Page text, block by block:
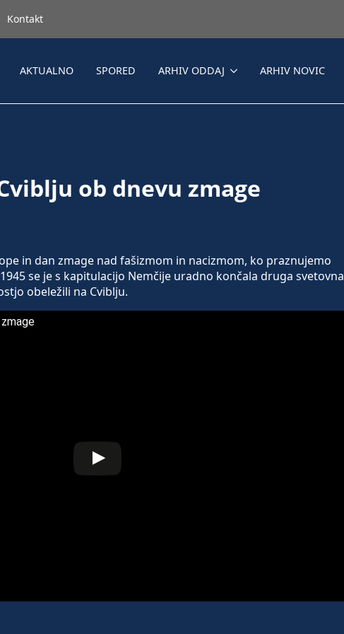
Kontakt
AKTUALNO SPORED ARHIV ODDAJ ARHIV NOVIC
ob dnevu zmage
in dan zmage nad fašizmom in nacizmom, ko praznujemo
se je s kapitulacijo Nemčije uradno končala druga svetovna
obeležili na Cviblju.